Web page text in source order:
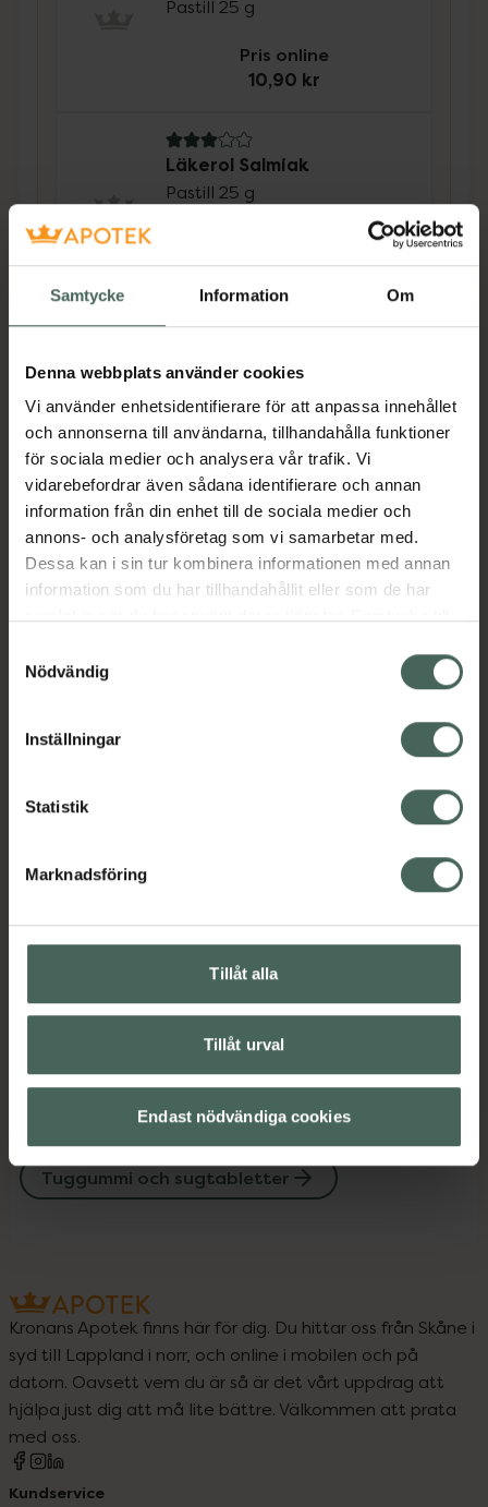
Samtycke Information Om
Denna webbplats använder cookies
Vi använder enhetsidentifierare för att anpassa innehållet
och annonserna till användarna, tillhandahålla funktioner
för sociala medier och analysera vår trafik. Vi
vidarebefordrar även sådana identifierare och annan
information från din enhet till de sociala medier och
annons- och analysföretag som vi samarbetar med.
Dessa kan i sin tur kombinera informationen med annan
information som du har tillhandahållit eller som de har
återkalla ditt samtycke via webbplatsens
cookieinställningar. Ett återkallat samtycke påverkar inte
lagligheten av behandling som skett innan återkallelsen.
Nödvändig
Inställningar
Statistik
Marknadsföring
Tillåt alla
Tillåt urval
Endast nödvändiga cookies
Pastill 25 g
Pris online
10,90 kr
3 av 5 i omdöme
Läkerol Salmiak
Pastill 25 g
11,90 kr
Köp båda för:
Beskrivning Dölj
Läkerol Salvi är familjens absoluta toppfavorit.
Den sockerfria pastillen är en väl avvägd
kombination av salmiak och viol. Produkten
innehåller sötningsmedel
Jämförpris 715,90 kr/kg
Mun och tänder
Tuggummi och sugtabletter
Visa
Upptäck flera produkter inom
Tuggummi och sugtabletter
Kronans Apotek finns här för dig. Du hittar oss från Skåne i
syd till Lappland i norr, och online i mobilen och på
datorn. Oavsett vem du är så är det vårt uppdrag att
hjälpa just dig att må lite bättre. Välkommen att prata
med oss.
Kundservice